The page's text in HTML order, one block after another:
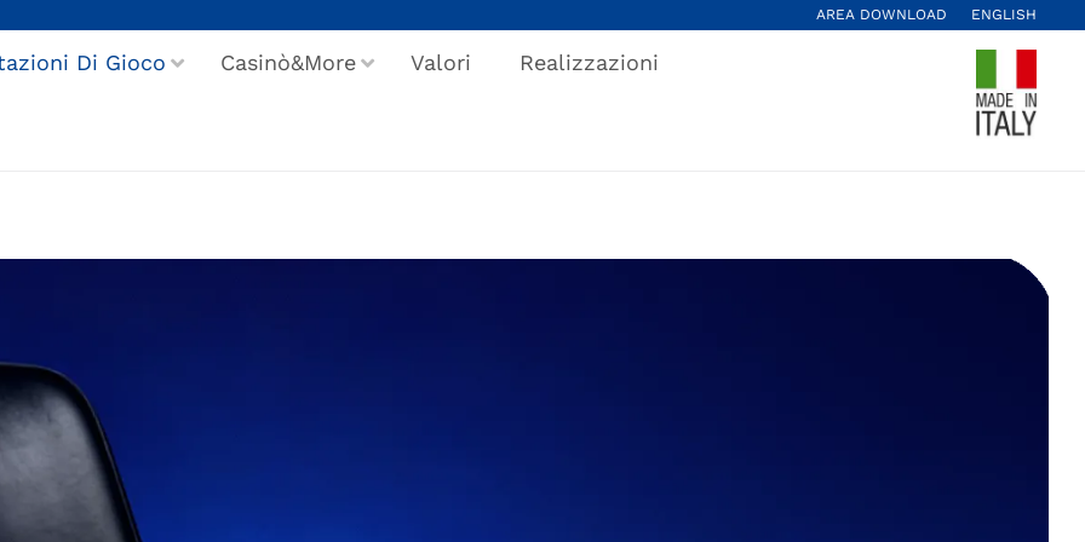
AREA DOWNLOAD ENGLISH
Di Gioco Casinò&More Valori Realizzazioni